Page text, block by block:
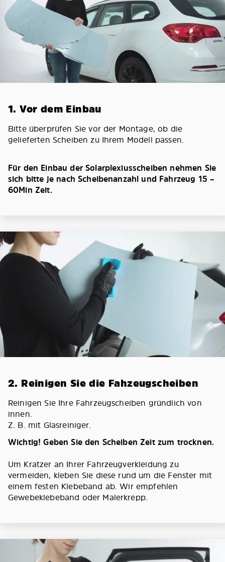
1. Vor dem Einbau
Bitte überprüfen Sie vor der Montage, ob die
gelieferten Scheiben zu Ihrem Modell passen.
Für den Einbau der Solarplexiusscheiben nehmen Sie
sich bitte je nach Scheibenanzahl und Fahrzeug 15 –
60Min Zeit.
2. Reinigen Sie die Fahzeugscheiben
Reinigen Sie Ihre Fahrzeugscheiben gründlich von
innen.
Z. B. mit Glasreiniger.
Wichtig! Geben Sie den Scheiben Zeit zum trocknen.
Um Kratzer an Ihrer Fahrzeugverkleidung zu
vermeiden, kleben Sie diese rund um die Fenster mit
einem festen Klebeband ab. Wir empfehlen
Gewebeklebeband oder Malerkrepp.